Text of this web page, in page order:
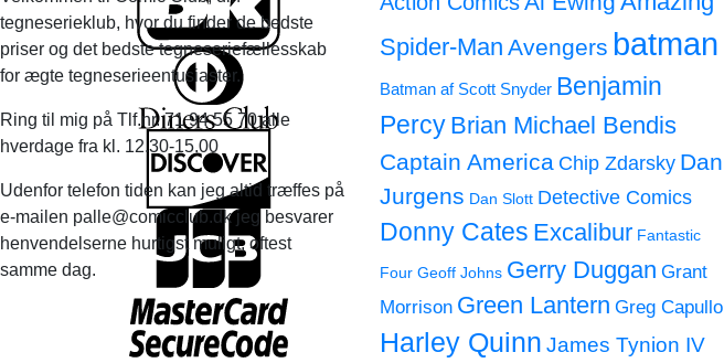
tegneserieklub, hvor du finder de bedste
priser og det bedste tegneseriefællesskab
for ægte tegneserieentusiaster.
Ring til mig på Tlf.nr. 71 94 55 70 alle
hverdage fra kl. 12.30-15.00
Udenfor telefon tiden kan jeg altid træffes på
e-mailen palle@comicclub.dk jeg besvarer
henvendelserne hurtigst muligt, oftest
samme dag.
Spider-Man Avengers batman
Batman af Scott Snyder Benjamin
Percy Brian Michael Bendis
Captain America Chip Zdarsky Dan
Jurgens Dan Slott Detective Comics
Donny Cates Excalibur Fantastic
Four Geoff Johns Gerry Duggan Grant
Morrison Green Lantern Greg Capullo
Harley Quinn James Tynion IV